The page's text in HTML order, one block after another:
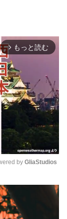
arrow_forward_ios もっと読む
by GliaStudios